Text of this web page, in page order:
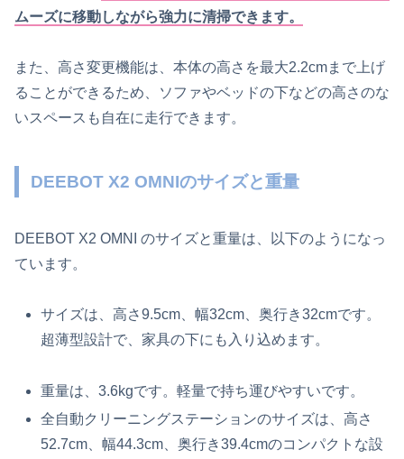
ムーズに移動しながら強力に清掃できます。
また、高さ変更機能は、本体の高さを最大2.2cmまで上げ
ることができるため、ソファやベッドの下などの高さのな
いスペースも自在に走行できます。
DEEBOT X2 OMNIのサイズと重量
DEEBOT X2 OMNI のサイズと重量は、以下のようになっ
ています。
サイズは、高さ9.5cm、幅32cm、奥行き32cmです。
超薄型設計で、家具の下にも入り込めます。
重量は、3.6kgです。軽量で持ち運びやすいです。
全自動クリーニングステーションのサイズは、高さ
52.7cm、幅44.3cm、奥行き39.4cmのコンパクトな設